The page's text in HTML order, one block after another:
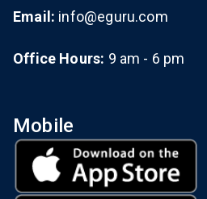
Email: info@eguru.com
Office Hours: 9 am - 6 pm
Mobile